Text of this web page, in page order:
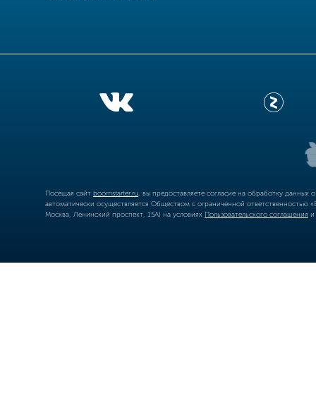
Посещая сайт boomstarter.ru , вы предоставляете согласие на обработку
автоматически осуществляется Обществом с ограниченной
Москва, Ленинский проспект, 15А) на условиях Пользовательского соглашения и